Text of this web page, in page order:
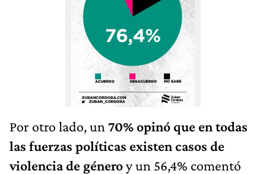
Por otro lado, un 70% opinó que en todas
las fuerzas políticas existen casos de
violencia de géneroy un 56,4% comentó